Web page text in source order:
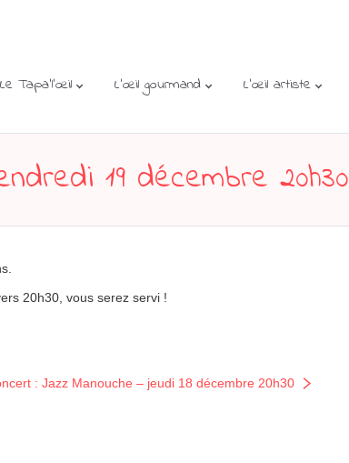
Le Tapa’l’œil L’œil gourmand L’œil artiste
19 décembre 20h30
20h30, vous serez servi !
: Jazz Manouche – jeudi 18 décembre 20h30